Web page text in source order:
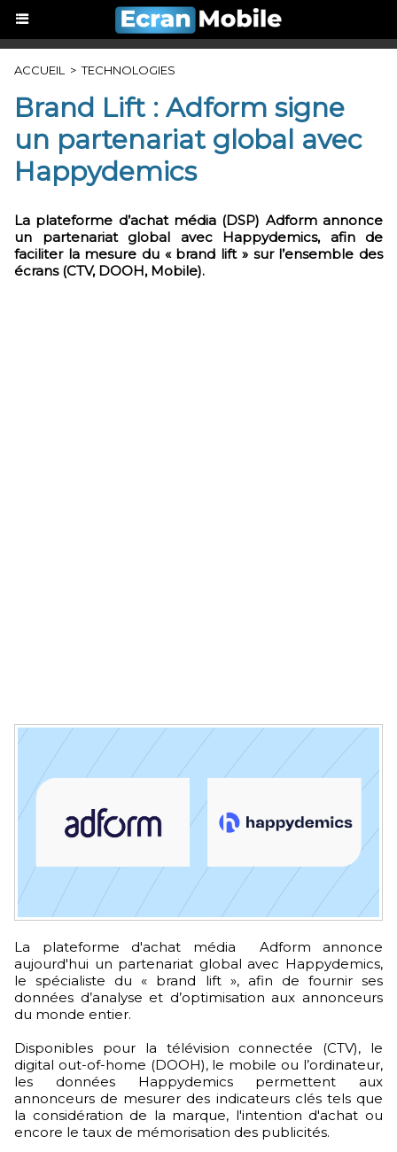
ACCUEIL > TECHNOLOGIES
Brand Lift : Adform signe
un partenariat global avec
Happydemics
La plateforme d’achat média (DSP) Adform annonce
un partenariat global avec Happydemics, afin de
faciliter la mesure du « brand lift » sur l’ensemble des
écrans (CTV, DOOH, Mobile).
La plateforme d'achat média Adform annonce
aujourd'hui un partenariat global avec Happydemics,
le spécialiste du « brand lift », afin de fournir ses
données d’analyse et d’optimisation aux annonceurs
du monde entier.
Disponibles pour la télévision connectée (CTV), le
digital out-of-home (DOOH), le mobile ou l’ordinateur,
les données Happydemics permettent aux
annonceurs de mesurer des indicateurs clés tels que
la considération de la marque, l'intention d'achat ou
encore le taux de mémorisation des publicités.